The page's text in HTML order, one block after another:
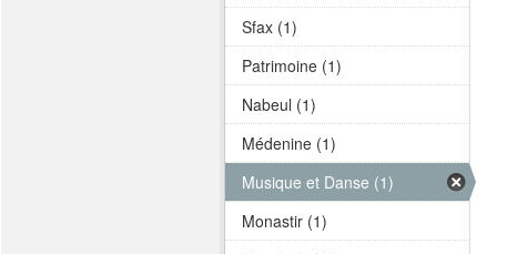
Sfax (1)
Patrimoine (1)
Nabeul (1)
Médenine (1)
Musique et Danse (1)
Monastir (1)